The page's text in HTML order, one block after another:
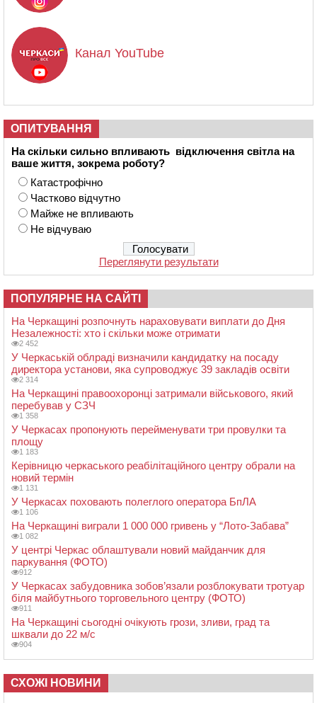
Канал YouTube
ОПИТУВАННЯ
На скільки сильно впливають відключення світла на
ваше життя, зокрема роботу?
Катастрофічно
Частково відчутно
Майже не впливають
Не відчуваю
Переглянути результати
ПОПУЛЯРНЕ НА САЙТІ
На Черкащині розпочнуть нараховувати виплати до Дня
Незалежності: хто і скільки може отримати
2 452
У Черкаській облраді визначили кандидатку на посаду
директора установи, яка супроводжує 39 закладів освіти
2 314
На Черкащині правоохоронці затримали військового, який
перебував у СЗЧ
1 358
У Черкасах пропонують перейменувати три провулки та
площу
1 183
Керівницю черкаського реабілітаційного центру обрали на
новий термін
1 131
У Черкасах поховають полеглого оператора БпЛА
1 106
На Черкащині виграли 1 000 000 гривень у “Лото-Забава”
1 082
У центрі Черкас облаштували новий майданчик для
паркування (ФОТО)
912
У Черкасах забудовника зобов’язали розблокувати тротуар
біля майбутнього торговельного центру (ФОТО)
911
На Черкащині сьогодні очікують грози, зливи, град та
шквали до 22 м/с
904
СХОЖІ НОВИНИ